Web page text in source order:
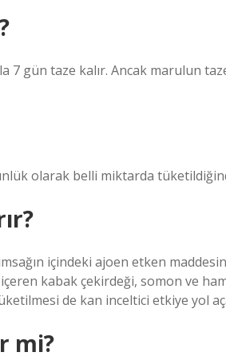
7 gün taze kalır. Ancak marulun
olarak belli miktarda
içindeki ajoen etken
kabak çekirdeği, somon ve
de kan inceltici etkiye yol
mi?